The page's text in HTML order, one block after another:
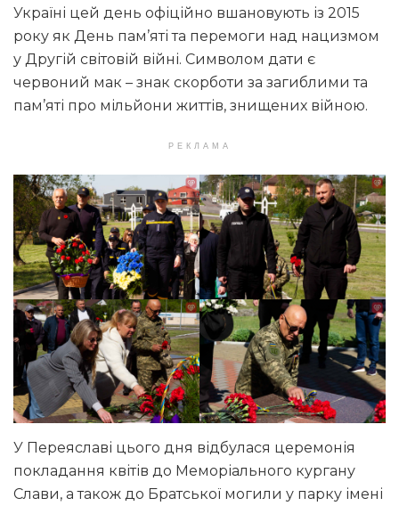
Україні цей день офіційно вшановують із 2015
року як День пам’яті та перемоги над нацизмом
у Другій світовій війні. Символом дати є
червоний мак – знак скорботи за загиблими та
пам’яті про мільйони життів, знищених війною.
РЕКЛАМА
У Переяславі цього дня відбулася церемонія
покладання квітів до Меморіального кургану
Слави, а також до Братської могили у парку імені